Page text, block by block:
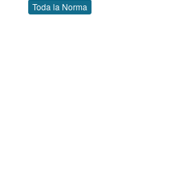
Toda la Norma